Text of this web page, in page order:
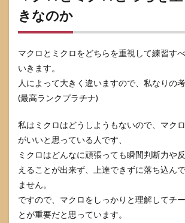
きなのか
マクロとミクロをどちらを重視して練習す
いきます。
人によって大きく違いますので、私なりの
(最高ランクプラチナ)
私はミクロはどうしようもないので、マク
がいいと思っている人です、
ミクロはどんなに頑張っても瞬間判断力や
えることが出来ず、上達できずに落ち込ん
ません。
ですので、マクロをしっかりと理解してチ
とが重要だと思っています。